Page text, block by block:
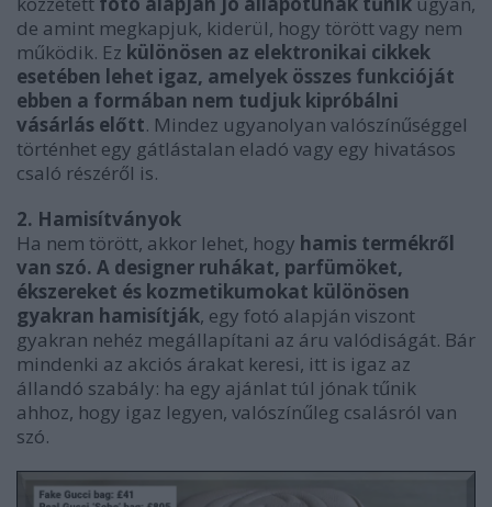
de amint megkapjuk, kiderül, hogy törött vagy nem
működik. Ez különösen az elektronikai cikkek
esetében lehet igaz, amelyek összes funkcióját
ebben a formában nem tudjuk kipróbálni
vásárlás előtt. Mindez ugyanolyan valószínűséggel
történhet egy gátlástalan eladó vagy egy hivatásos
csaló részéről is.
2. Hamisítványok
Ha nem törött, akkor lehet, hogy hamis termékről
van szó. A designer ruhákat, parfümöket,
ékszereket és kozmetikumokat különösen
gyakran hamisítják, egy fotó alapján viszont
gyakran nehéz megállapítani az áru valódiságát. Bár
mindenki az akciós árakat keresi, itt is igaz az
állandó szabály: ha egy ajánlat túl jónak tűnik
ahhoz, hogy igaz legyen, valószínűleg csalásról van
szó.